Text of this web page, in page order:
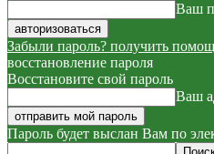
Ваш
Забыли пароль? получить
восстановление пароля
Восстановите свой пароль
Ваш
Пароль будет выслан Вам по